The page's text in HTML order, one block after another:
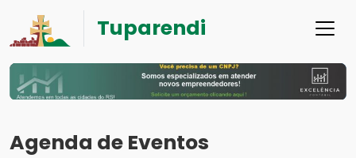
Tuparendi
Agenda de Eventos